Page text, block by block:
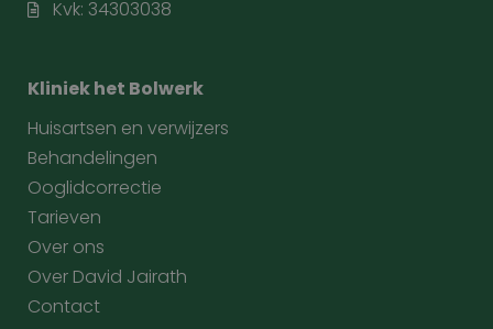
Kvk: 34303038
Kliniek het Bolwerk
Huisartsen en verwijzers
Behandelingen
Ooglidcorrectie
Tarieven
Over ons
Over David Jairath
Contact